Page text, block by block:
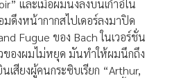
และเมื่อผมนั่งลงบนเก้าอี้ใน
ดึงหน้ากากสไปเดอร์ลงมาปิด
Fugue ของ Bach ในเวอร์ชั่น
ของผมไม่หยุด มันทำให้ผมนึกถึง
เสียงผู้คนกระซิบเรียก “Arthur,